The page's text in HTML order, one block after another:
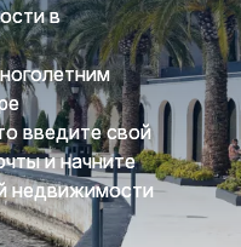
в
введите свой
и начните
недвижимости